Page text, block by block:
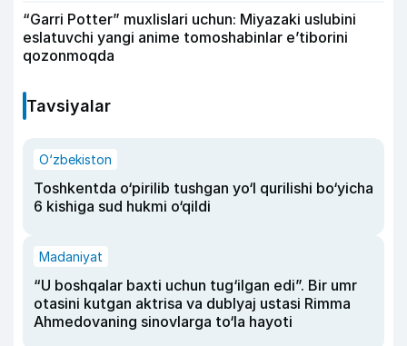
“Garri Potter” muxlislari uchun: Miyazaki uslubini
eslatuvchi yangi anime tomoshabinlar e’tiborini
qozonmoqda
Tavsiyalar
O‘zbekiston
Toshkentda o‘pirilib tushgan yo‘l qurilishi bo‘yicha
6 kishiga sud hukmi o‘qildi
Madaniyat
“U boshqalar baxti uchun tug‘ilgan edi”. Bir umr
otasini kutgan aktrisa va dublyaj ustasi Rimma
Ahmedovaning sinovlarga to‘la hayoti